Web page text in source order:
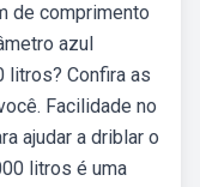
de comprimento
azul
litros? Confira as
Facilidade no
ajudar a driblar o
litros é uma